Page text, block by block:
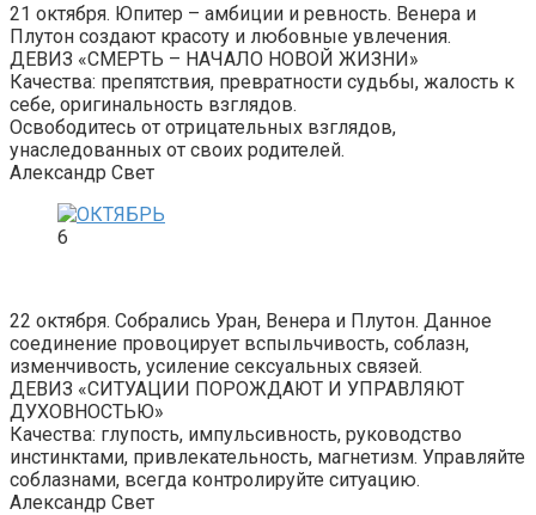
21 октября. Юпитер – амбиции и ревность. Венера и
Плутон создают красоту и любовные увлечения.
ДЕВИЗ «СМЕРТЬ – НАЧАЛО НОВОЙ ЖИЗНИ»
Качества: препятствия, превратности судьбы, жалость к
себе, оригинальность взглядов.
Освободитесь от отрицательных взглядов,
унаследованных от своих родителей.
Александр Свет
6
22 октября. Собрались Уран, Венера и Плутон. Данное
соединение провоцирует вспыльчивость, соблазн,
изменчивость, усиление сексуальных связей.
ДЕВИЗ «СИТУАЦИИ ПОРОЖДАЮТ И УПРАВЛЯЮТ
ДУХОВНОСТЬЮ»
Качества: глупость, импульсивность, руководство
инстинктами, привлекательность, магнетизм. Управляйте
соблазнами, всегда контролируйте ситуацию.
Александр Свет